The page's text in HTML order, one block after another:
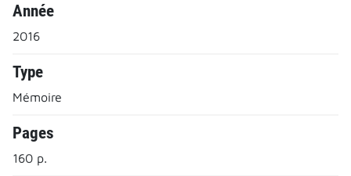
Année
2016
Type
Mémoire
Pages
160 p.